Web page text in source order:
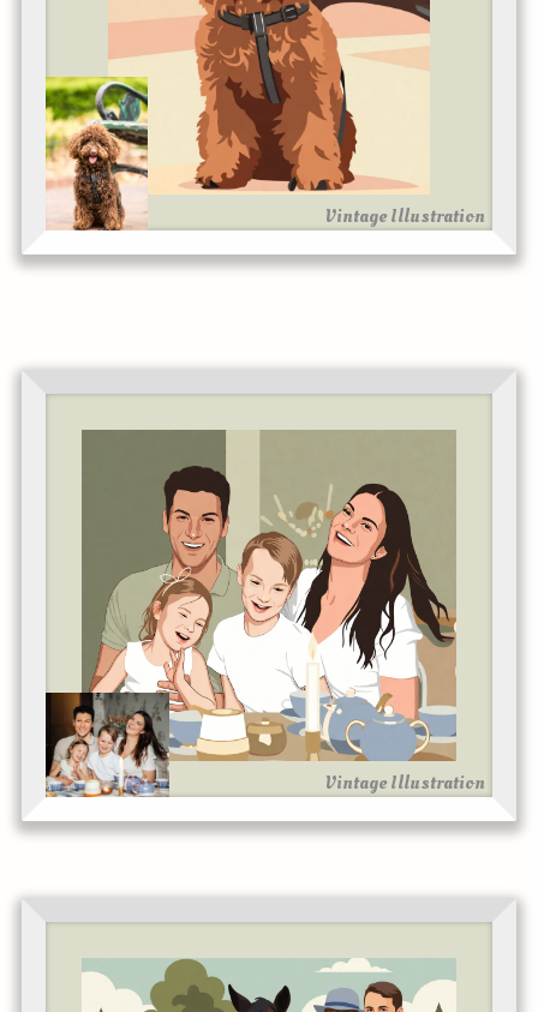
Vintage Illustration
Vintage Illustration